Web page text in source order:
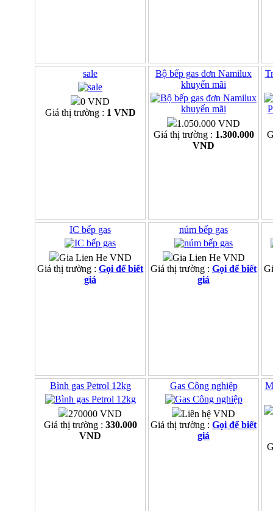
sale
0 VND
Giá thị trường : 1 VND
Bộ bếp gas đơn Namilux
khuyến mãi
1.050.000 VND
Giá thị trường : 1.300.000
VND
IC bếp gas
Gia Lien He VND
Giá thị trường : Gọi để biết
giá
núm bếp gas
Gia Lien He VND
Giá thị trường : Gọi để biết
giá
Bình gas Petrol 12kg
270000 VND
Giá thị trường : 330.000
VND
Gas Công nghiệp
Liên hệ VND
Giá thị trường : Gọi để biết
giá